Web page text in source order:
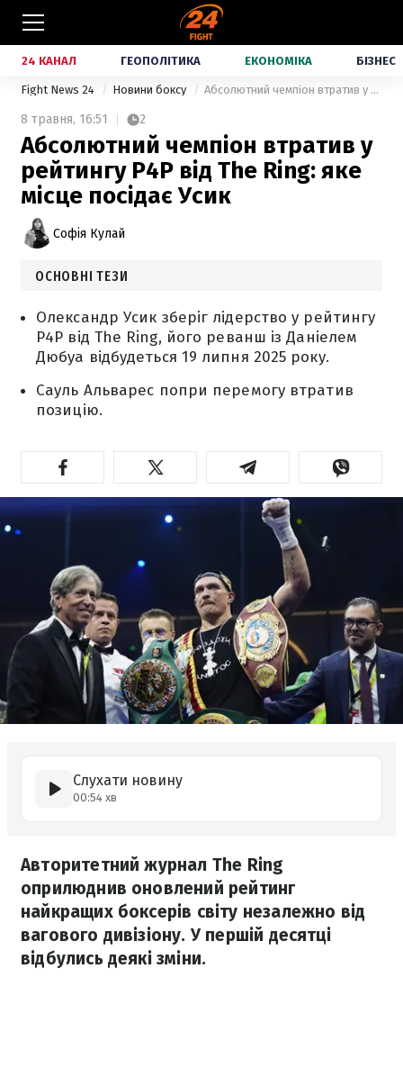
24 КАНАЛ ГЕОПОЛІТИКА ЕКОНОМІКА БІЗНЕС
Fight News 24 Новини боксу Абсолютний чемпіон втратив у рейтингу P4P від The Ring: яке місце посідає Усик
8 травня, 16:51 2
Абсолютний чемпіон втратив у
рейтингу P4P від The Ring: яке
місце посідає Усик
Софія Кулай
ОСНОВНІ ТЕЗИ
Олександр Усик зберіг лідерство у рейтингу
P4P від The Ring, його реванш із Даніелем
Дюбуа відбудеться 19 липня 2025 року.
Сауль Альварес попри перемогу втратив
позицію.
Слухати новину
00:54 хв
Авторитетний журнал The Ring
оприлюднив оновлений рейтинг
найкращих боксерів світу незалежно від
вагового дивізіону. У першій десятці
відбулись деякі зміни.